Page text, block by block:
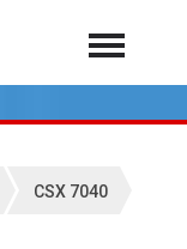
CSX 7040